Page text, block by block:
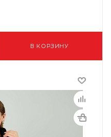
В КОРЗИНУ